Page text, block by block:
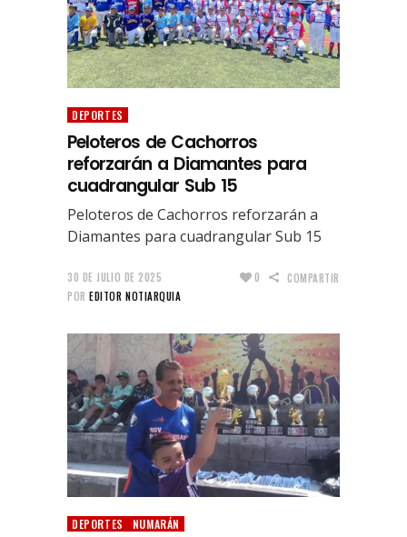
DEPORTES
Peloteros de Cachorros
reforzarán a Diamantes para
cuadrangular Sub 15
Peloteros de Cachorros reforzarán a
Diamantes para cuadrangular Sub 15
30 DE JULIO DE 2025
POR EDITOR NOTIARQUIA
0 COMPARTIR
DEPORTES NUMARÁN